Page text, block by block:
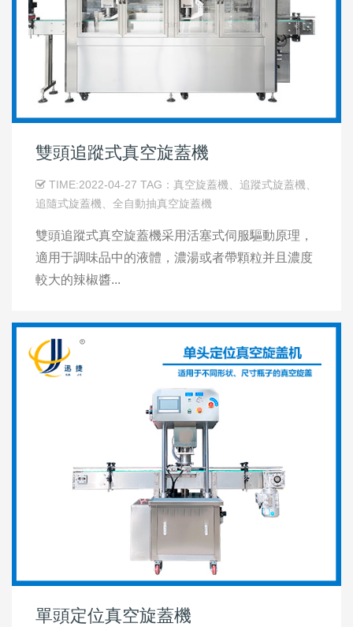
雙頭追蹤式真空旋蓋機
TIME:2022-04-27 TAG：真空旋蓋機、追蹤式旋蓋機、
追隨式旋蓋機、全自動抽真空旋蓋機
雙頭追蹤式真空旋蓋機采用活塞式伺服驅動原理，
適用于調味品中的液體，濃湯或者帶顆粒并且濃度
較大的辣椒醬...
單頭定位真空旋蓋機